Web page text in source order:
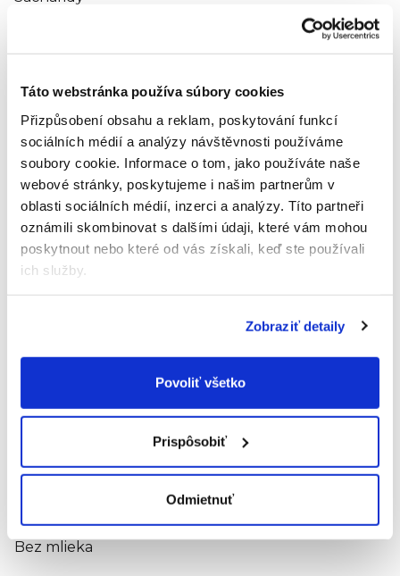
Táto webstránka používa súbory cookies
Přizpůsobení obsahu a reklam, poskytování funkcí
sociálních médií a analýzy návštěvnosti používáme
soubory cookie. Informace o tom, jako používáte naše
webové stránky, poskytujeme i našim partnerům v
oblasti sociálních médií, inzerci a analýzy. Títo partneři
oznámili skombinovat s dalšími údaji, které vám mohou
poskytnout nebo které od vás získali, keď ste používali
ich služby.
Zobraziť detaily
Povoliť všetko
Prispôsobiť
Odmietnuť
1,1
g
0,5
g
Soľ3
0,01
g
Z toho nasýtené mastné kyseliny 0,1 g. Z toho
Obsah soli je daný prirodzene sa vyskytujúcim
Bez orechov
Bez mlieka